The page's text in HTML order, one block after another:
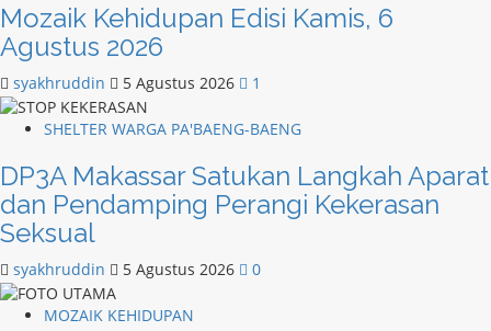
Mozaik Kehidupan Edisi Kamis, 6
Agustus 2026
syakhruddin 5 Agustus 2026 1
SHELTER WARGA PA'BAENG-BAENG
DP3A Makassar Satukan Langkah Aparat
dan Pendamping Perangi Kekerasan
Seksual
syakhruddin 5 Agustus 2026 0
MOZAIK KEHIDUPAN